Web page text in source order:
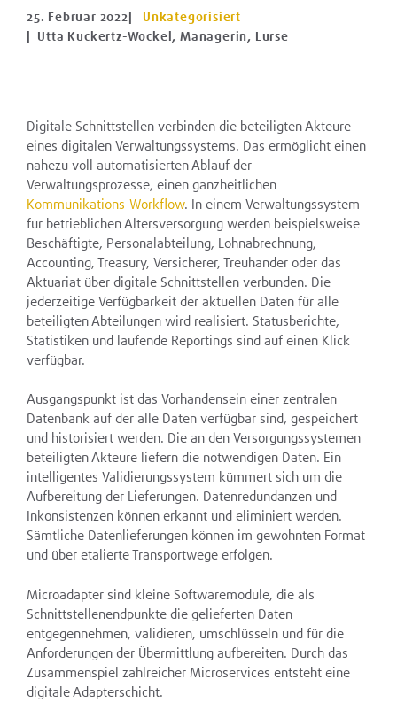
25. Februar 2022|
Unkategorisiert
| Utta Kuckertz-Wockel, Managerin, Lurse
Digitale Schnittstellen verbinden die beteiligten Akteure
eines digitalen Verwaltungssystems. Das ermöglicht einen
nahezu voll automatisierten Ablauf der
Verwaltungsprozesse, einen ganzheitlichen
Kommunikations-Workflow. In einem Verwaltungssystem
für betrieblichen Altersversorgung werden beispielsweise
Beschäftigte, Personalabteilung, Lohnabrechnung,
Accounting, Treasury, Versicherer, Treuhänder oder das
Aktuariat über digitale Schnittstellen verbunden. Die
jederzeitige Verfügbarkeit der aktuellen Daten für alle
beteiligten Abteilungen wird realisiert. Statusberichte,
Statistiken und laufende Reportings sind auf einen Klick
verfügbar.
Ausgangspunkt ist das Vorhandensein einer zentralen
Datenbank auf der alle Daten verfügbar sind, gespeichert
und historisiert werden. Die an den Versorgungssystemen
beteiligten Akteure liefern die notwendigen Daten. Ein
intelligentes Validierungssystem kümmert sich um die
Aufbereitung der Lieferungen. Datenredundanzen und
Inkonsistenzen können erkannt und eliminiert werden.
Sämtliche Datenlieferungen können im gewohnten Format
und über etalierte Transportwege erfolgen.
Microadapter sind kleine Softwaremodule, die als
Schnittstellenendpunkte die gelieferten Daten
entgegennehmen, validieren, umschlüsseln und für die
Anforderungen der Übermittlung aufbereiten. Durch das
Zusammenspiel zahlreicher Microservices entsteht eine
digitale Adapterschicht.